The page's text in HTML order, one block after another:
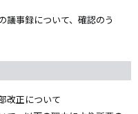
議事録について、確認のう
改正について